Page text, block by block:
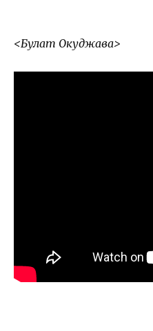
<Булат Окуджава>